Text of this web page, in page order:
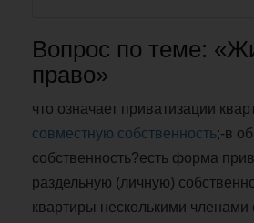
Вопрос по теме:
право»
что означает приватизации
совместную собственность;-в
собственность?есть форма
раздельную (личную)
квартиры несколькими членами